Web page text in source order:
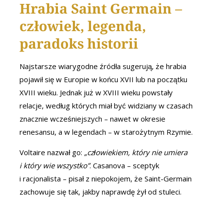
Hrabia Saint Germain –
człowiek, legenda,
paradoks historii
Najstarsze wiarygodne źródła sugerują, że hrabia
pojawił się w Europie w końcu XVII lub na początku
XVIII wieku. Jednak już w XVIII wieku powstały
relacje, według których miał być widziany w czasach
znacznie wcześniejszych – nawet w okresie
renesansu, a w legendach – w starożytnym Rzymie.
Voltaire nazwał go: „człowiekiem, który nie umiera
i który wie wszystko”. Casanova – sceptyk
i racjonalista – pisał z niepokojem, że Saint-Germain
zachowuje się tak, jakby naprawdę żył od stuleci.